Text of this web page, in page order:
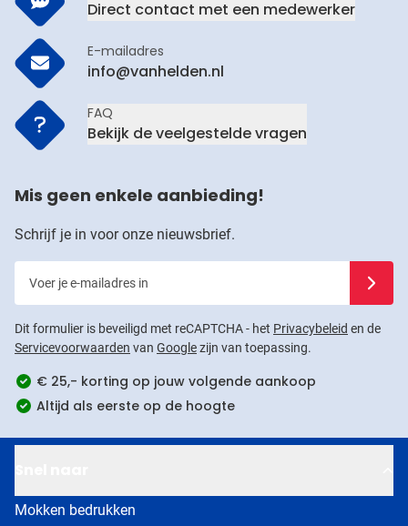
Direct contact met een medewerker
E-mailadres
info@vanhelden.nl
FAQ
Bekijk de veelgestelde vragen
Mis geen enkele aanbieding!
Schrijf je in voor onze nieuwsbrief.
Dit formulier is beveiligd met reCAPTCHA - het Privacybeleid en de
Servicevoorwaarden van Googlezijn van toepassing.
€ 25,- korting op jouw volgende aankoop
Altijd als eerste op de hoogte
Mokken bedrukken